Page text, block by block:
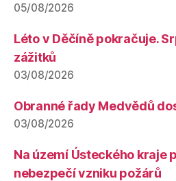
05/08/2026
Léto v Děčíně pokračuje.
zážitků
03/08/2026
Obranné řady Medvědů
03/08/2026
Na území Ústeckého kraje
nebezpečí vzniku požárů